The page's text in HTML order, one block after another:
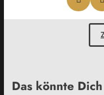
Das könnte